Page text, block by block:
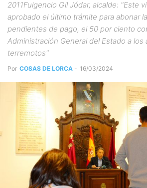
2011Fulgencio Gil Jódar, alcalde: "Este
aprobado el último trámite para abonar
pendientes de pago, el 50 por ciento
Administración General del Estado a
terremotos"
Por COSAS DE LORCA - 16/03/2024